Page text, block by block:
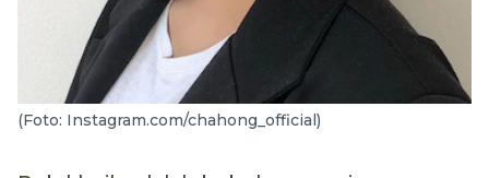
(Foto: Instagram.com/chahong_official)